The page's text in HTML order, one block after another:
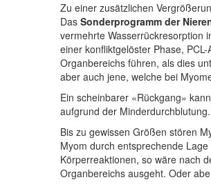
Zu einer zusätzlichen
Das Sonderprogramm der
vermehrte Wasserrückresorption
einer konfliktgelöster Phase,
Organbereichs führen, als dies
aber auch jene, welche bei
Ein scheinbarer «Rückgang»
aufgrund der Minderdurchblutung.
Bis zu gewissen Größen stören
Myom durch entsprechende
Körperreaktionen, so wäre nach
Organbereichs ausgeht. Oder